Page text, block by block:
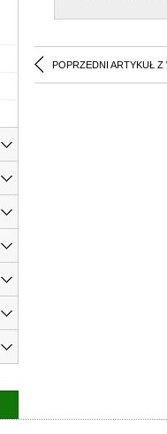
POPRZEDNI ARTYKUŁ Z